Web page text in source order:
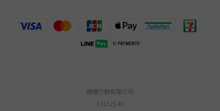
廣通行銷有限公司
53152146